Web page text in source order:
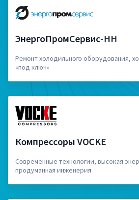
ЭнергоПромСервис-НН
Ремонт холодильного оборудования,
«под ключ»
Компрессоры VOCKE
Современные технологии, высокая
продуманная инженерия